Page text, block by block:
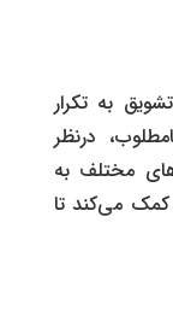
به تکرار
درنظر
مختلف به
کمک می‌کند تا